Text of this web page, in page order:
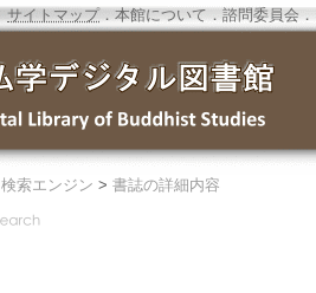
サイトマップ．本館について ． 諮問委員会 ．
検索エンジン > 書誌の詳細内容